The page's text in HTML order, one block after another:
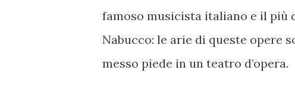
famoso musicista italiano e il più
Nabucco: le arie di queste opere
messo piede in un teatro d’opera.